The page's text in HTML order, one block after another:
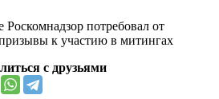
с друзьями